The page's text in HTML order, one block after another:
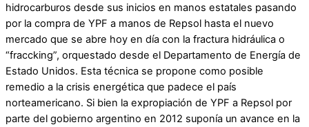
hidrocarburos desde sus inicios en manos estatales pasando
por la compra de YPF a manos de Repsol hasta el nuevo
mercado que se abre hoy en día con la fractura hidráulica o
“fraccking”, orquestado desde el Departamento de Energía de
Estado Unidos. Esta técnica se propone como posible
remedio a la crisis energética que padece el país
norteamericano. Si bien la expropiación de YPF a Repsol por
parte del gobierno argentino en 2012 suponía un avance en la